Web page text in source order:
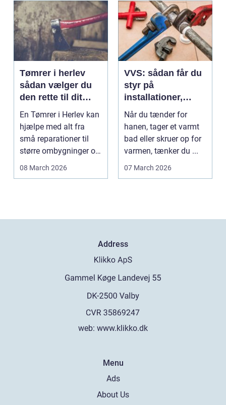
Tømrer i herlev
sådan vælger du
den rette til dit
projekt
En Tømrer i Herlev kan
hjælpe med alt fra
små reparationer til
større ombygninger og
tilbygninger. N...
08 March 2026
VVS: sådan får du
styr på
installationer,
komfort og
energiforbrug
Når du tænder for
hanen, tager et varmt
bad eller skruer op for
varmen, tænker du ...
07 March 2026
Address
web: www.klikko.dk
Menu
Ads
About Us